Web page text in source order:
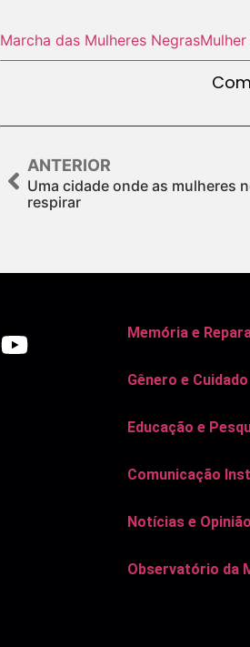
Marcha das Mulheres Negras
ANTERIOR
Uma cidade onde as mulheres
respirar
Memória e
Gênero e Cuidado
Educação e
Comunicação
Notícias e Opinião
Observatório da